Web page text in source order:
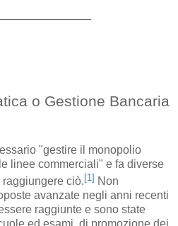
o Gestione Bancaria
"gestire il monopolio
linee commerciali" e fa diverse
ciò. [1] Non
avanzate negli anni recenti
raggiunte e sono state